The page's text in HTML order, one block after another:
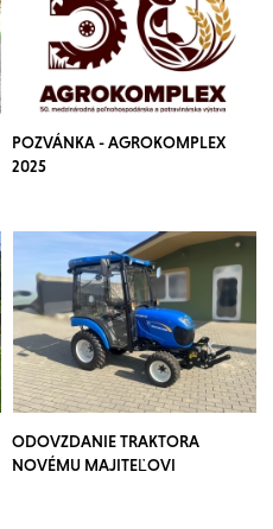
POZVÁNKA - AGROKOMPLEX
2025
ODOVZDANIE TRAKTORA
NOVÉMU MAJITEĽOVI